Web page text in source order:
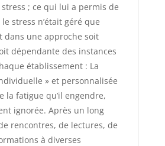
; ce qui lui a permis de
stress n’était géré que
dans une approche soit
dépendante des instances
établissement : La
» et personnalisée
la fatigue qu’il engendre,
ignorée. Après un long
rencontres, de lectures, de
à diverses